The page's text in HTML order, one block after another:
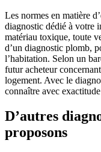
Les normes en matière
diagnostic dédié à votre
matériau toxique, toute
d’un diagnostic plomb,
l’habitation. Selon un
futur acheteur
logement. Avec le
connaître avec
D’autres
proposons